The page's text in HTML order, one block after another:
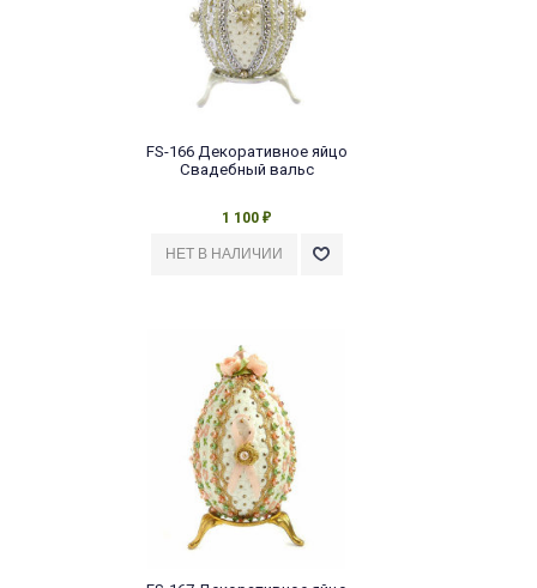
FS-166 Декоративное яйцо
Свадебный вальс
1 100 ₽